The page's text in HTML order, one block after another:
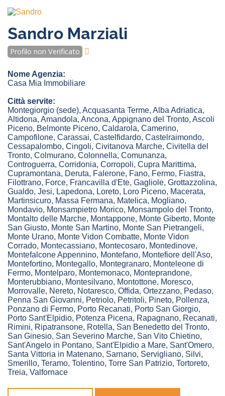
Sandro Marziali
Profilo non Verificato
Nome Agenzia:
Casa Mia Immobiliare
Città servite:
Montegiorgio (sede), Acquasanta Terme, Alba Adriatica,
Altidona, Amandola, Ancona, Appignano del Tronto, Ascoli
Piceno, Belmonte Piceno, Caldarola, Camerino,
Campofilone, Carassai, Castelfidardo, Castelraimondo,
Cessapalombo, Cingoli, Civitanova Marche, Civitella del
Tronto, Colmurano, Colonnella, Comunanza,
Controguerra, Corridonia, Corropoli, Cupra Marittima,
Cupramontana, Deruta, Falerone, Fano, Fermo, Fiastra,
Filottrano, Force, Francavilla d'Ete, Gagliole, Grottazzolina,
Gualdo, Jesi, Lapedona, Loreto, Loro Piceno, Macerata,
Martinsicuro, Massa Fermana, Matelica, Mogliano,
Mondavio, Monsampietro Morico, Monsampolo del Tronto,
Montalto delle Marche, Montappone, Monte Giberto, Monte
San Giusto, Monte San Martino, Monte San Pietrangeli,
Monte Urano, Monte Vidon Combatte, Monte Vidon
Corrado, Montecassiano, Montecosaro, Montedinove,
Montefalcone Appennino, Montefano, Montefiore dell'Aso,
Montefortino, Montegallo, Montegranaro, Monteleone di
Fermo, Montelparo, Montemonaco, Monteprandone,
Monterubbiano, Montesilvano, Montottone, Moresco,
Morrovalle, Nereto, Notaresco, Offida, Ortezzano, Pedaso,
Penna San Giovanni, Petriolo, Petritoli, Pineto, Pollenza,
Ponzano di Fermo, Porto Recanati, Porto San Giorgio,
Porto Sant'Elpidio, Potenza Picena, Rapagnano, Recanati,
Rimini, Ripatransone, Rotella, San Benedetto del Tronto,
San Ginesio, San Severino Marche, San Vito Chietino,
Sant'Angelo in Pontano, Sant'Elpidio a Mare, Sant'Omero,
Santa Vittoria in Matenano, Sarnano, Servigliano, Silvi,
Smerillo, Teramo, Tolentino, Torre San Patrizio, Tortoreto,
Treia, Valfornace